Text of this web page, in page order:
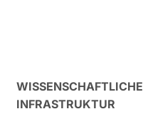
WISSENSCHAFTLICHE
INFRASTRUKTUR